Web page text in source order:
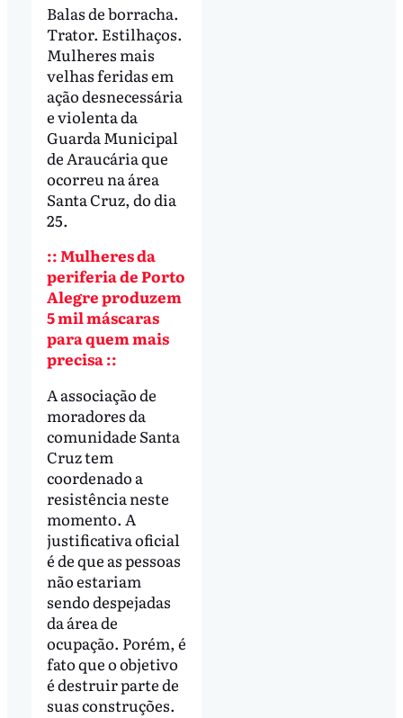
Balas de borracha.
Trator. Estilhaços.
Mulheres mais
velhas feridas em
ação desnecessária
e violenta da
Guarda Municipal
de Araucária que
ocorreu na área
Santa Cruz, do dia
25.
:: Mulheres da
periferia de Porto
Alegre produzem
5 mil máscaras
para quem mais
precisa ::
A associação de
moradores da
comunidade Santa
Cruz tem
coordenado a
resistência neste
momento. A
justificativa oficial
é de que as pessoas
não estariam
sendo despejadas
da área de
ocupação. Porém, é
fato que o objetivo
é destruir parte de
suas construções.